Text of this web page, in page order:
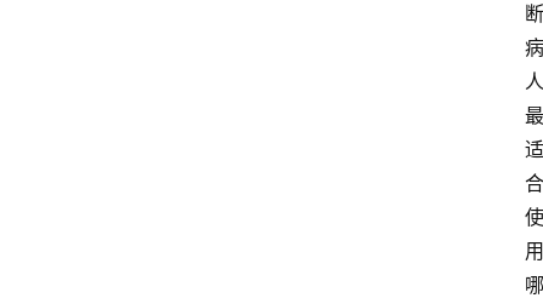
断
病
人
最
适
合
使
用
哪